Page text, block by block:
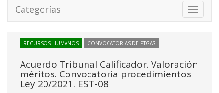
Toggle
Categorías
RECURSOS HUMANOS CONVOCATORIAS DE PTGAS
Acuerdo Tribunal Calificador. Valoración
méritos. Convocatoria procedimientos
Ley 20/2021. EST-08